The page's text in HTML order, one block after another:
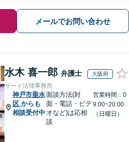
メールでお問い合わせ
水木 喜一郎 弁護士 大阪府
サード法律事務所
神戸市垂水
区 からも
相談受付中
面談方法(対
面・電話・ビデ
オなど)は応相
談
営業時間：0
9:00~20:00
（日曜日）